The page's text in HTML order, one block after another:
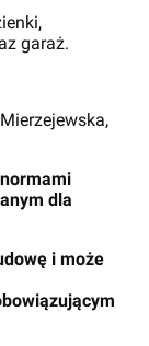
garaż.
dla
i może